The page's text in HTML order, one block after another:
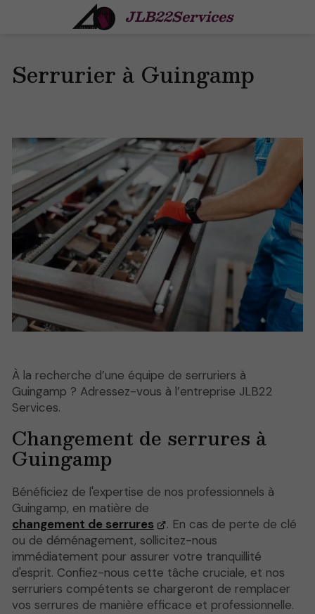
JLB22Services
Serrurier à Guingamp
À la recherche d’une équipe de serruriers à
Guingamp ? Adressez-vous à l’entreprise JLB22
Services.
Changement de serrures à
Guingamp
Bénéficiez de l'expertise de nos professionnels à
Guingamp, en matière de
changement de serrures
. En cas de perte de clé
ou de déménagement, sollicitez-nous
immédiatement pour assurer votre tranquillité
d'esprit. Confiez-nous cette tâche cruciale, et nos
serruriers compétents se chargeront de remplacer
vos serrures de manière efficace et professionnelle.